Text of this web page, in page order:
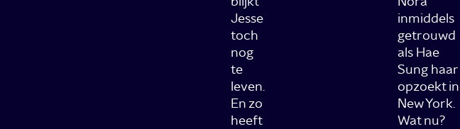
Jesse
toch
nog
te
leven.
En zo
heeft
inmiddels
getrouwd
als Hae
Sung haar
opzoekt in
New York.
Wat nu?